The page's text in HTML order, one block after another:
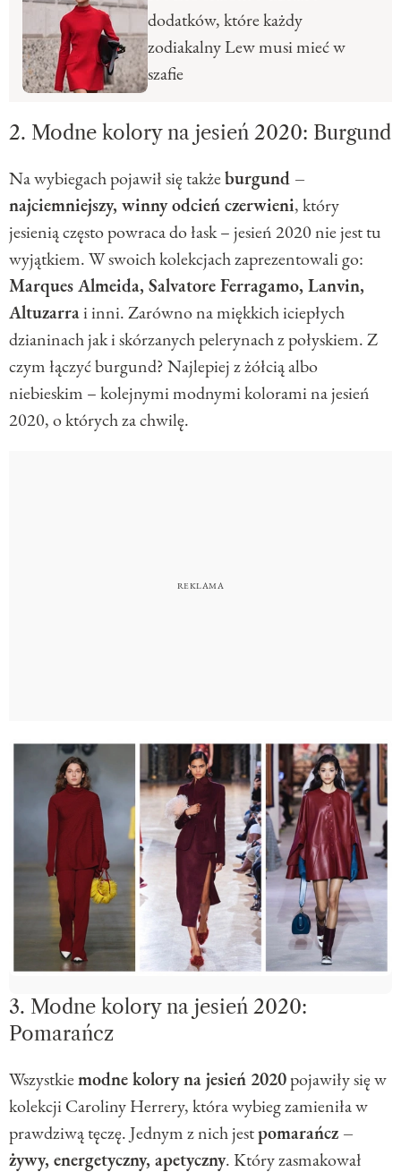
dodatków, które każdy
zodiakalny Lew musi mieć w
szafie
2. Modne kolory na jesień 2020: Burgund
Na wybiegach pojawił się takżeburgund –
najciemniejszy, winny odcień czerwieni, który
jesienią często powraca do łask – jesień 2020 nie jest tu
wyjątkiem. W swoich kolekcjach zaprezentowali go:
Marques Almeida, Salvatore Ferragamo, Lanvin,
Altuzarrai inni. Zarówno na miękkich iciepłych
dzianinach jak i skórzanych pelerynach z połyskiem. Z
czym łączyć burgund? Najlepiej z żółcią albo
niebieskim – kolejnymi modnymi kolorami na jesień
2020, o których za chwilę.
3. Modne kolory na jesień 2020:
Pomarańcz
Wszystkiemodne kolory na jesień 2020pojawiły się w
kolekcji Caroliny Herrery, która wybieg zamieniła w
prawdziwą tęczę. Jednym z nich jestpomarańcz –
żywy, energetyczny, apetyczny. Który zasmakował